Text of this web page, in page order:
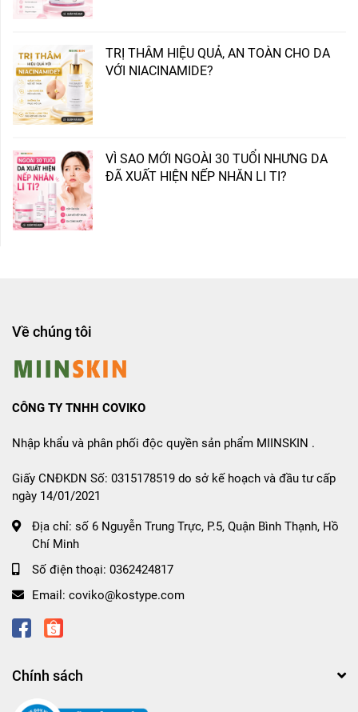
TRỊ THÂM HIỆU QUẢ, AN TOÀN CHO DA
VỚI NIACINAMIDE?
VÌ SAO MỚI NGOÀI 30 TUỔI NHƯNG DA
ĐÃ XUẤT HIỆN NẾP NHĂN LI TI?
Về chúng tôi
CÔNG TY TNHH COVIKO
Nhập khẩu và phân phối độc quyền sản phẩm MIINSKIN .
Giấy CNĐKDN Số: 0315178519 do sở kế hoạch và đầu tư cấp
ngày 14/01/2021
Địa chỉ: số 6 Nguyễn Trung Trực, P.5, Quận Bình Thạnh, Hồ
Chí Minh
Số điện thoại: 0362424817
Email: coviko@kostype.com
Chính sách